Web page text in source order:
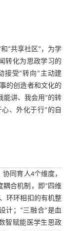
“共享社区”，为学
转化为思政学习的
接受”转向“主动建
的创造者和文化的
能讲、我会用”的转
、外化于行”的自
同育人4个维度，
耦合机制，即“四维
环环相扣的有机整
计；“三融合”是血
智赋能医学生思政